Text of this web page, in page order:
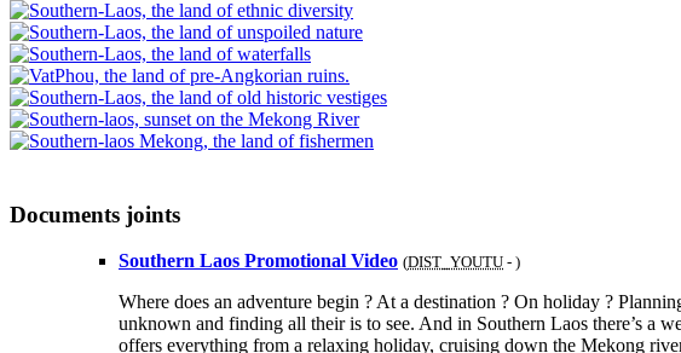
Documents joints
Southern Laos Promotional Video (DIST_YOUTU - )
Where does an adventure begin ? At a destination ? On holiday ?
unknown and finding all their is to see. And in Southern Laos there’s a
offers everything from a relaxing holiday, cruising down the Mekong